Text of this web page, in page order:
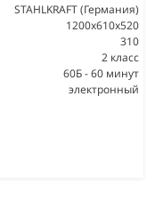
STAHLKRAFT (Германия)
1200x610x520
310
2 класс
60Б - 60 минут
электронный